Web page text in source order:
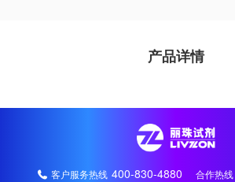
产品详情
客户服务热线 400-830-4880 合作热线